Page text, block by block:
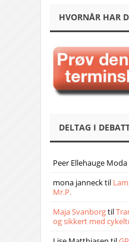
HVORNÅR HAR
DELTAG I
Peer Ellehauge Moda
mona jannecktil
Mr.P.
Maja Svanborgtil
og sikkert med